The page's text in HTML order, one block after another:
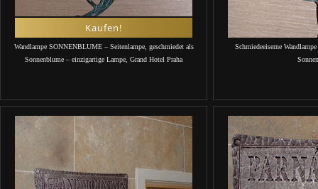
Kaufen!
Wandlampe SONNENBLUME – Seitenlampe, geschmiedet als
Sonnenblume – einzigartige Lampe, Grand Hotel Praha
Schmiedeeiserne